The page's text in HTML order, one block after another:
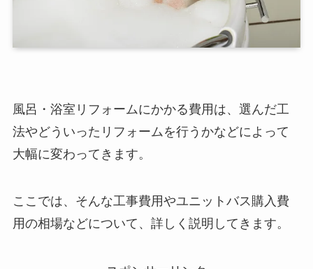
風呂・浴室リフォームにかかる費用は、選んだ工
法やどういったリフォームを行うかなどによって
大幅に変わってきます。
ここでは、そんな工事費用やユニットバス購入費
用の相場などについて、詳しく説明してきます。